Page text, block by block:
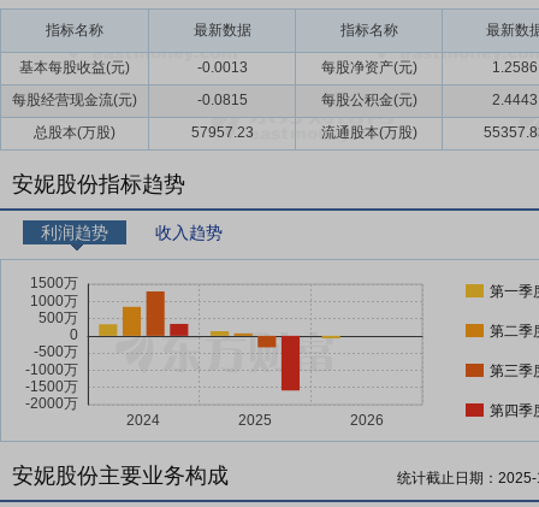
指标名称 最新数据 指标名称 最新数
基本每股收益(元) -0.0013 每股净资产(元)
1.2586
每股经营现金流(元)
-0.0815 每股公积金(元)
2.4443
总股本(万股)
57957.23 流通股本(万股)
安妮股份指标趋势
利润趋势 收入趋势
第一季
第二季
第三季
第四季
安妮股份主要业务构成 统计截止日期：